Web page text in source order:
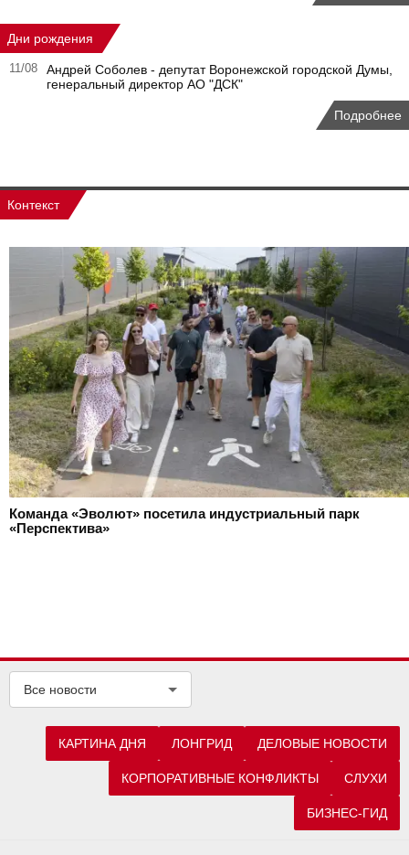
Дни рождения
11/08
Андрей Соболев - депутат Воронежской городской Думы,
генеральный директор АО "ДСК"
Подробнее
Контекст
Команда «Эволют» посетила индустриальный парк
«Перспектива»
Все новости
КАРТИНА ДНЯ ЛОНГРИД ДЕЛОВЫЕ НОВОСТИ
КОРПОРАТИВНЫЕ КОНФЛИКТЫ СЛУХИ
БИЗНЕС-ГИД